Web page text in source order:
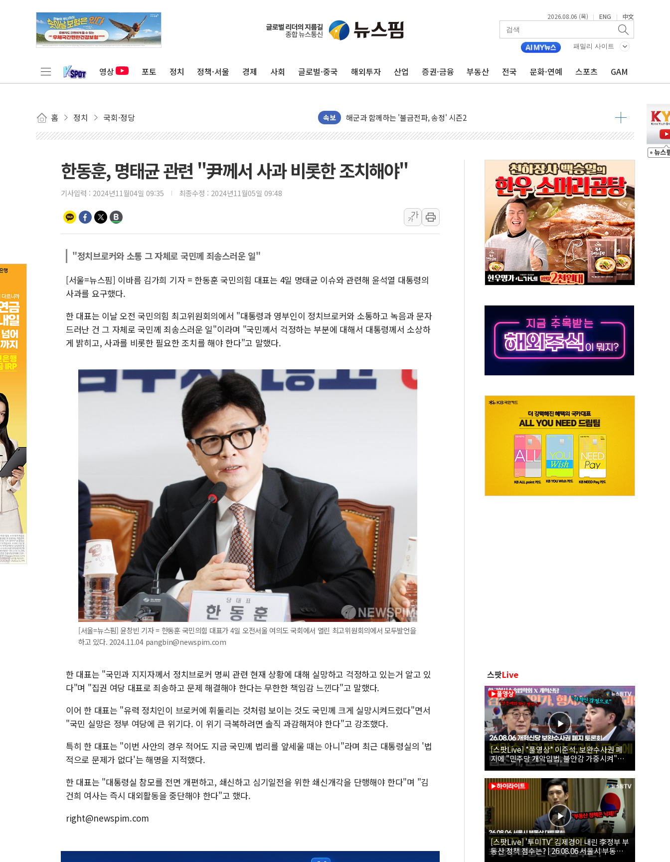
2026.08.06 (목) | ENG | 中文
패밀리 사이트
영상 포토 정치 정책·서울 경제 사회 글로벌·중국 해외투자 산업 증권·금융 부동산 전국 문화·연예 스포츠 GAM
홈 정치 국회·정당 속보
주한미군 "오산기지 누출, 백린 아닌 무해한 표면 부식 물질"
구미 폐염산처리업체서 불 2시간30여분만에 진화...외국인 노동자 숨져
강원도 폭염특보 11일째…온열질환·가축 피해 최소화 '총력 대응'
[코인 시황] 비트코인, ETF 자금 유입에도 박스권…美 암호화폐 법안 처리 여부도 변수
강원·전라권 폭염중대경보 확대…온열질환자 2665명·사망 23명
빚투·레버리지 줄었지만, 반도체 두 종목에 코스피 '휘청'
양주 가전제품 창고서 화재…차량 3대·건물 1동 전소
[2보] 북한, 원산서 동해상 단거리 탄도미사일 발사
종로·중구 오피스 78%가 준공 10년 이상…리뉴얼이 경쟁력 가른다
법원, '관저 이전 봐주기 감사' 유병호 구속적부심 기각
성폭력 피해자 보호단체, 경찰수사개혁위에 보완수사권 폐지 우려 전달
우크라, 러 탄도미사일 공격에 속수무책… 패트리엇 미사일 지원, 작년의 3분의 1
"5.18은 북한 지령" 설교한 목사 불구속 송치
[내일날씨] 절기상 '입추'에 폭염 절정…서울 한낮 39도
제천 바이오밸리 공장 옥상서 불…30여분 만에 진화
개혁신당 "민주, '盧 수사' 악연으로 형사사법 틀 바꿔…국민 불안감 가중"
CJ온스타일, 2분기 영업익 260억원…전년 比 21.2%↑
한동훈, 명태균 관련 "尹께서 사과 비롯한 조치해야"
기사입력 : 2024년11월04일 09:35 최종수정 : 2024년11월05일 09:48
가
가
"정치브로커와 소통 그 자체로 국민께 죄송스러운 일"
[서울=뉴스핌] 이바름 김가희 기자 = 한동훈 국민의힘 대표는 4일 명태균 이슈와 관련해 윤석열 대통령의
사과를 요구했다.
한 대표는 이날 오전 국민의힘 최고위원회의에서 "대통령과 영부인이 정치브로커와 소통하고 녹음과 문자
드러난 건 그 자체로 국민께 죄송스러운 일"이라며 "국민께서 걱정하는 부분에 대해서 대통령께서 소상하
게 밝히고, 사과를 비롯한 필요한 조치를 해야 한다"고 말했다.
[서울=뉴스핌] 윤창빈 기자 = 한동훈 국민의힘 대표가 4일 오전서울 여의도 국회에서 열린 최고위원회의에서 모두발언을
하고 있다. 2024.11.04 pangbin@newspim.com
한 대표는 "국민과 지지자께서 정치브로커 명씨 관련 현재 상황에 대해 실망하고 걱정하고 있는거 알고 있
다"며 "집권 여당 대표로 죄송하고 문제 해결해야 한다는 무한한 책임감 느낀다"고 말했다.
이어 한 대표는 "유력 정치인이 브로커에 휘둘리는 것처럼 보이는 것도 국민께 크게 실망시켜드렸다"면서
"국민 실망은 정부 여당에 큰 위기다. 이 위기 극복하려면 솔직 과감해져야 한다"고 강조했다.
특히 한 대표는 "이번 사안의 경우 적어도 지금 국민께 법리를 앞세울 때는 아니"라며 최근 대통령실의 '법
적으로 문제가 없다'는 해명을 지적했다.
한 대표는 "대통령실 참모를 전면 개편하고, 쇄신하고 심기일전을 위한 쇄신개각을 단행해야 한다"며 "김
건희 여사는 즉시 대외활동을 중단해야 한다"고 했다.
right@newspim.com
스팟Live
[스팟Live] *풀영상* 이준석, 보완수사권 폐
지에 "민주당 개악입법, 불안감 가중시켜"｜
26.08.06 개혁신당 보완수사권 폐지 토론회
[스팟Live] '투미TV' 김제경이 내린 李정부 부
동산 정책 점수는? | 26.08.06 서울시 부동산
대토론회